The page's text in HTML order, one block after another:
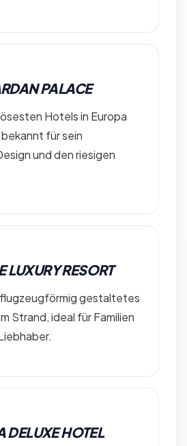
PALACE
Hotels in Europa
für sein
und den riesigen
LUXURY RESORT
gestaltetes
Strand, ideal für Familien
DELUXE HOTEL